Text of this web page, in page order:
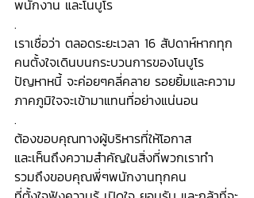
พนักงาน และโนบูโร
.
เราเชื่อว่า ตลอดระยะเวลา 16 สัปดาห์หากทุก
คนตั้งใจเดินบนกระบวนการของโนบูโร
ปัญหาหนี้ จะค่อยๆคลี่คลาย รอยยิ้มและความ
ภาคภูมิใจจะเข้ามาแทนที่อย่างแน่นอน
.
ต้องขอบคุณทางผู้บริหารที่ให้โอกาส
และเห็นถึงความสำคัญในสิ่งที่พวกเราทำ
รวมถึงขอบคุณพี่ๆพนักงานทุกคน